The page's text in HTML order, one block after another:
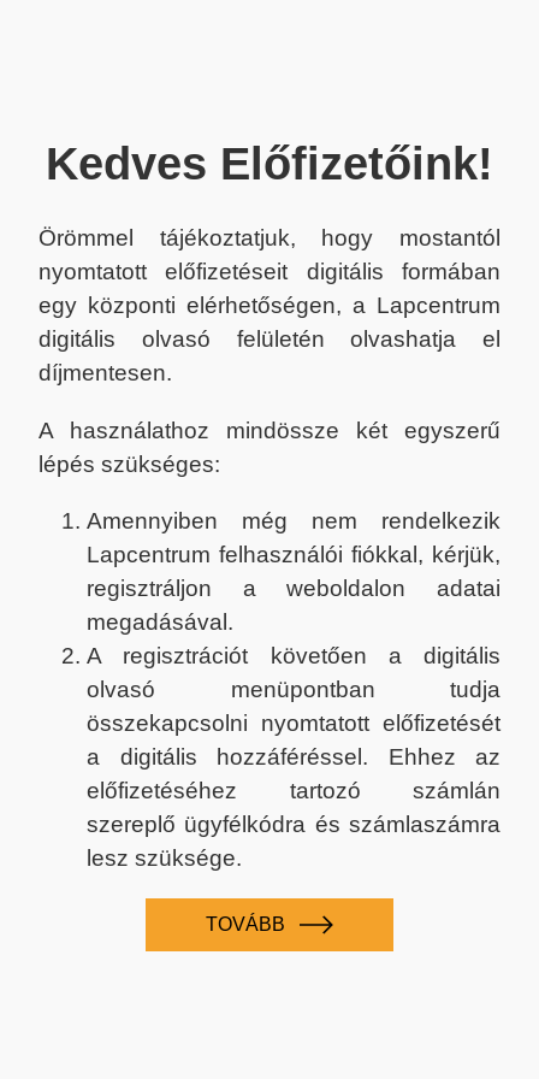
Kedves Előfizetőink!
Örömmel tájékoztatjuk, hogy mostantól
nyomtatott előfizetéseit digitális formában
egy központi elérhetőségen, a Lapcentrum
digitális olvasó felületén olvashatja el
díjmentesen.
A használathoz mindössze két egyszerű
lépés szükséges:
Amennyiben még nem rendelkezik
Lapcentrum felhasználói fiókkal, kérjük,
regisztráljon a weboldalon adatai
megadásával.
A regisztrációt követően a digitális
olvasó menüpontban tudja
összekapcsolni nyomtatott előfizetését
a digitális hozzáféréssel. Ehhez az
előfizetéséhez tartozó számlán
szereplő ügyfélkódra és számlaszámra
lesz szüksége.
TOVÁBB